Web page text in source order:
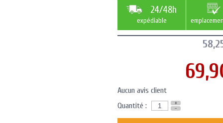
24/48h
expédiable
Aucun avis client
Quantité :
+
-